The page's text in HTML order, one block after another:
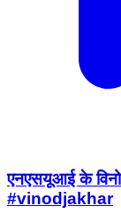
एनएसयूआई के
#vinodjakhar